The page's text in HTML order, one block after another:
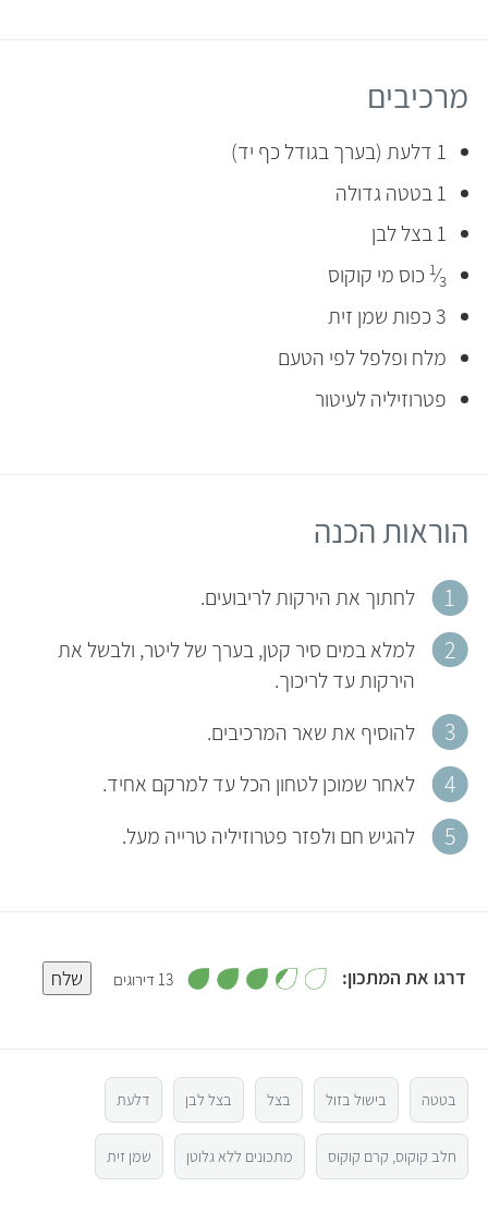
מרכיבים
1 דלעת (בערך בגודל כף יד)
1 בטטה גדולה
1 בצל לבן
1⁄3 כוס מי קוקוס
3 כפות שמן זית
מלח ופלפל לפי הטעם
פטרוזיליה לעיטור
הוראות הכנה
לחתוך את הירקות לריבועים.
למלא במים סיר קטן, בערך של ליטר, ולבשל את
הירקות עד לריכוך.
להוסיף את שאר המרכיבים.
לאחר שמוכן לטחון הכל עד למרקם אחיד.
להגיש חם ולפזר פטרוזיליה טרייה מעל.
דרגו את המתכון:
3
2
13 דירוגים 3
ך
שלח
בטטה בישול בזול בצל בצל לבן דלעת
חלב קוקוס, קרם קוקוס מתכונים ללא גלוטן שמן זית